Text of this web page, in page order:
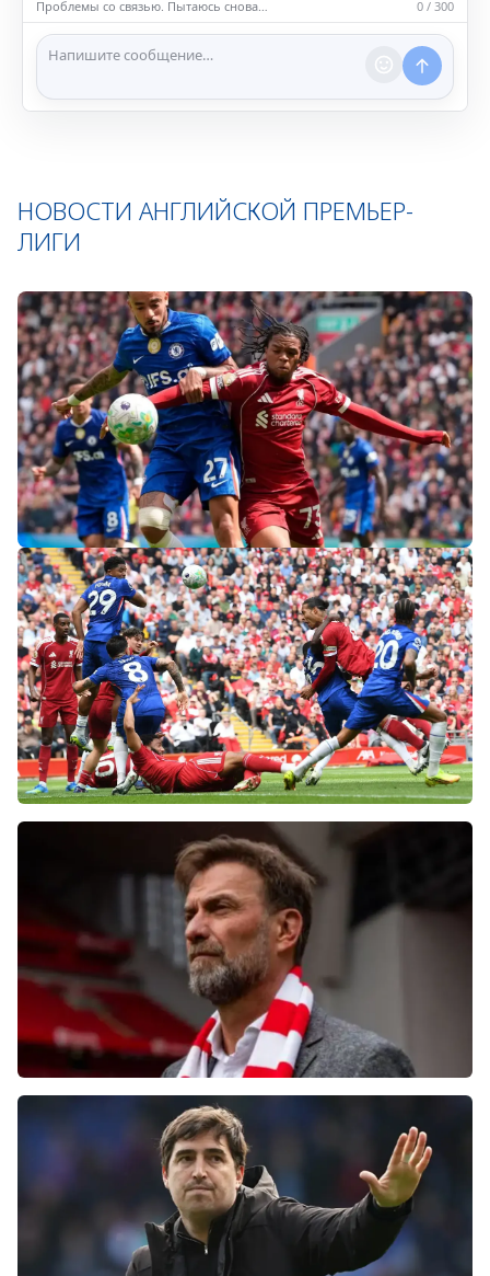
ℹ️ Модераторы и администраторы вправе удалять
сообщения и ограничивать доступ к чату при
нарушении правил.
Проблемы со связью. Пытаюсь снова… 0 / 300
НОВОСТИ АНГЛИЙСКОЙ ПРЕМЬЕР-
ЛИГИ
«Слот не тот человек»: болельщики
«Ливерпуля» и «Челси» разнесли тренеров
после ничьей на «Энфилде»
Фанаты «Ливерпуля» шокированы
неспособностью команды обыграть нынешний
Болельщики «Ливерпуля» освистали команду
после ничьей с «Челси»